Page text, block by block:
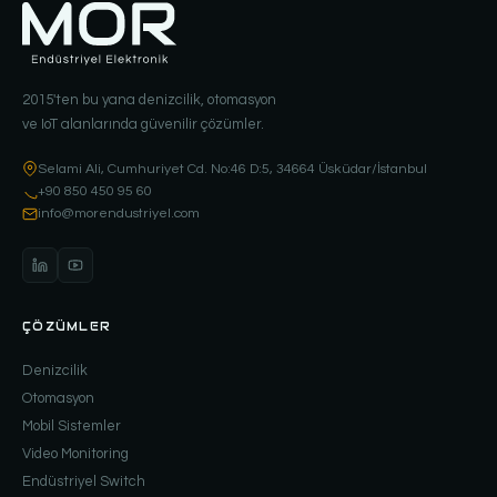
2015'ten bu yana denizcilik, otomasyon
ve IoT alanlarında güvenilir çözümler.
Selami Ali, Cumhuriyet Cd. No:46 D:5, 34664 Üsküdar/İstanbul
+90 850 450 95 60
info@morendustriyel.com
ÇÖZÜMLER
Denizcilik
Otomasyon
Mobil Sistemler
Video Monitoring
Endüstriyel Switch